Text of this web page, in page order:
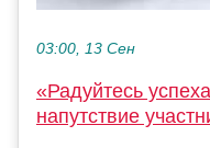
03:00, 13 Сен
«Радуйтесь
напутствие